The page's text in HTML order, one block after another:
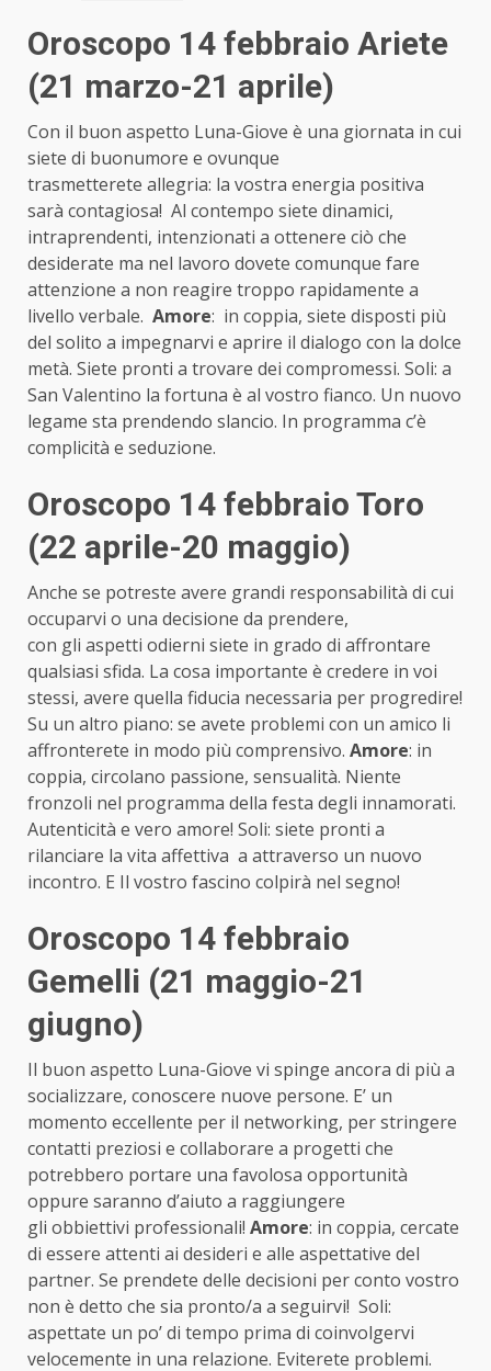
Oroscopo 14 febbraio Ariete
(21 marzo-21 aprile)
Con il buon aspetto Luna-Giove è una giornata in cui
siete di buonumore e ovunque
trasmetterete allegria: la vostra energia positiva
sarà contagiosa! Al contempo siete dinamici,
intraprendenti, intenzionati a ottenere ciò che
desiderate ma nel lavoro dovete comunque fare
attenzione a non reagire troppo rapidamente a
livello verbale. Amore: in coppia, siete disposti più
del solito a impegnarvi e aprire il dialogo con la dolce
metà. Siete pronti a trovare dei compromessi. Soli: a
San Valentino la fortuna è al vostro fianco. Un nuovo
legame sta prendendo slancio. In programma c’è
complicità e seduzione.
Oroscopo 14 febbraio Toro
(22 aprile-20 maggio)
Anche se potreste avere grandi responsabilità di cui
occuparvi o una decisione da prendere,
con gli aspetti odierni siete in grado di affrontare
qualsiasi sfida. La cosa importante è credere in voi
stessi, avere quella fiducia necessaria per progredire!
Su un altro piano: se avete problemi con un amico li
affronterete in modo più comprensivo. Amore: in
coppia, circolano passione, sensualità. Niente
fronzoli nel programma della festa degli innamorati.
Autenticità e vero amore! Soli: siete pronti a
rilanciare la vita affettiva a attraverso un nuovo
incontro. E Il vostro fascino colpirà nel segno!
Oroscopo 14 febbraio
Gemelli (21 maggio-21
giugno)
Il buon aspetto Luna-Giove vi spinge ancora di più a
socializzare, conoscere nuove persone. E’ un
momento eccellente per il networking, per stringere
contatti preziosi e collaborare a progetti che
potrebbero portare una favolosa opportunità
oppure saranno d’aiuto a raggiungere
gli obbiettivi professionali! Amore: in coppia, cercate
di essere attenti ai desideri e alle aspettative del
partner. Se prendete delle decisioni per conto vostro
non è detto che sia pronto/a a seguirvi! Soli:
aspettate un po’ di tempo prima di coinvolgervi
velocemente in una relazione. Eviterete problemi.